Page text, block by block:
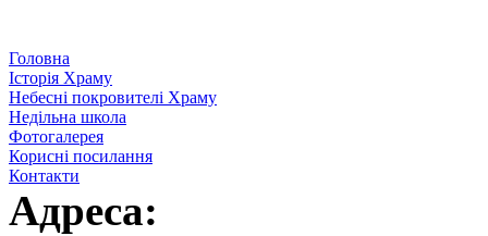
Головна
Історія Храму
Небесні покровителі Храму
Недільна школа
Фотогалерея
Корисні посилання
Контакти
Адреса: